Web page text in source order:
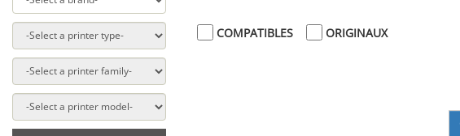
COMPATIBLES ORIGINAUX